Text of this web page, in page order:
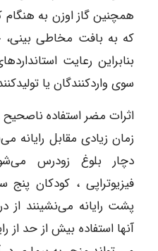
همچنین گاز اوزن به هنگام
که به بافت مخاطی
بنابراین رعایت
سوی واردکنندگان یا
اثرات مضر استفاده ناصحیح
زمان زیادی مقابل رایانه
دچار بلوغ زودرس
فیزیوتراپی ، کودکان
پشت رایانه می‌نشینند از
آنها استفاده بیش از حد از